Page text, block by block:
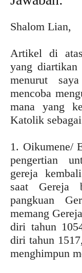
Shalom Lian,
Artikel di
yang diartikan
menurut
mencoba
mana yang
Katolik
1. Oikumene/
pengertian
gereja
saat Gereja
pangkuan
memang
diri tahun
diri tahun
menghimpun